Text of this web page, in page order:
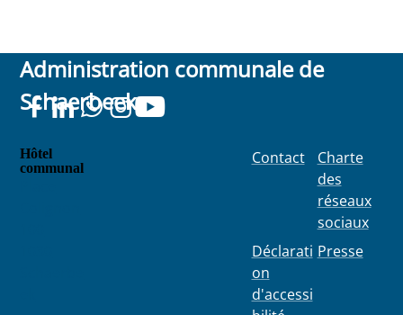
Administration communale de
Schaerbeek
Hôtel
communal
Contact
Déclarati
on
d'accessi
Charte
des
réseaux
sociaux
Presse